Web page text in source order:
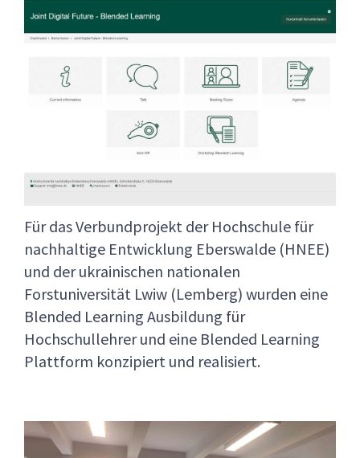
Für das Verbundprojekt der Hochschule für
nachhaltige Entwicklung Eberswalde (HNEE)
und der ukrainischen nationalen
Forstuniversität Lwiw (Lemberg) wurden eine
Blended Learning Ausbildung für
Hochschullehrer und eine Blended Learning
Plattform konzipiert und realisiert.